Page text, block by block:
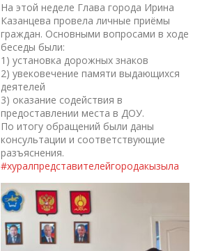
На этой неделе Глава города Ирина
Казанцева провела личные приёмы
граждан. Основными вопросами в ходе
беседы были:
1) установка дорожных знаков
2) увековечение памяти выдающихся
деятелей
3) оказание содействия в
предоставлении места в ДОУ.
По итогу обращений были даны
консультации и соответствующие
разъяснения.
#хуралпредставителейгородакызыла